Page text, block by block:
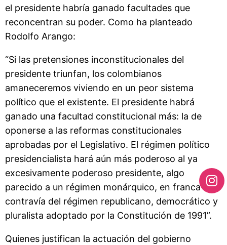
el presidente habría ganado facultades que
reconcentran su poder. Como ha planteado
Rodolfo Arango:
“Si las pretensiones inconstitucionales del
presidente triunfan, los colombianos
amaneceremos viviendo en un peor sistema
político que el existente. El presidente habrá
ganado una facultad constitucional más: la de
oponerse a las reformas constitucionales
aprobadas por el Legislativo. El régimen político
presidencialista hará aún más poderoso al ya
excesivamente poderoso presidente, algo
parecido a un régimen monárquico, en franca
contravía del régimen republicano, democrático y
pluralista adoptado por la Constitución de 1991”.
Quienes justifican la actuación del gobierno